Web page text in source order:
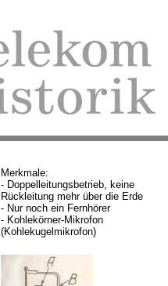
Merkmale:
- Doppelleitungsbetrieb,
Rückleitung mehr über die Erde
- Nur noch ein Fernhörer
- Kohlekörner-Mikrofon
(Kohlekugelmikrofon)